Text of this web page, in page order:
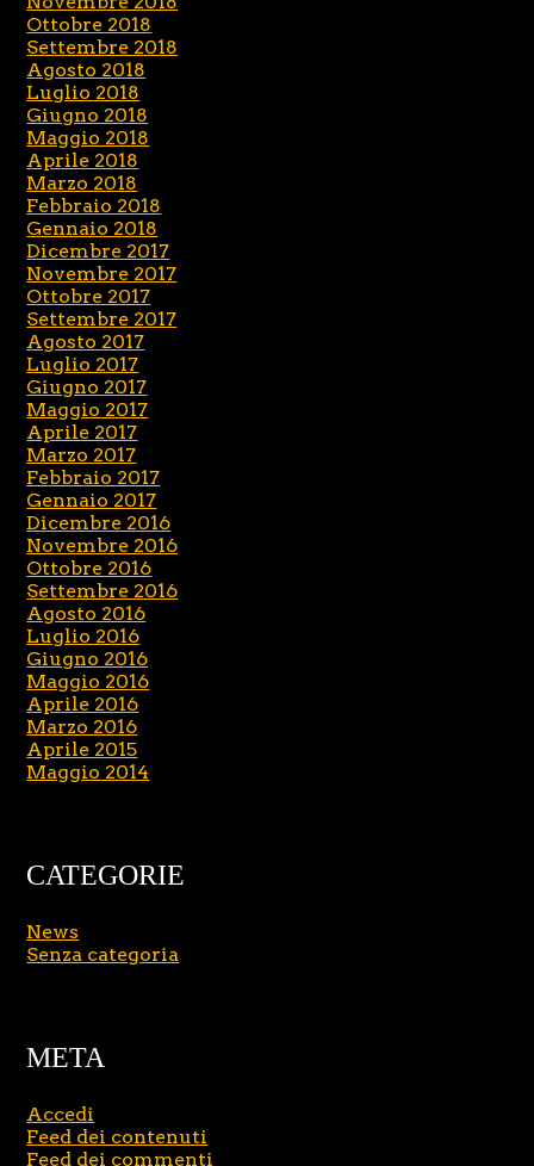
Ottobre 2018
Settembre 2018
Agosto 2018
Luglio 2018
Giugno 2018
Maggio 2018
Aprile 2018
Marzo 2018
Febbraio 2018
Gennaio 2018
Dicembre 2017
Novembre 2017
Ottobre 2017
Settembre 2017
Agosto 2017
Luglio 2017
Giugno 2017
Maggio 2017
Aprile 2017
Marzo 2017
Febbraio 2017
Gennaio 2017
Dicembre 2016
Novembre 2016
Ottobre 2016
Settembre 2016
Agosto 2016
Luglio 2016
Giugno 2016
Maggio 2016
Aprile 2016
Marzo 2016
Aprile 2015
Maggio 2014
CATEGORIE
News
Senza categoria
META
Accedi
Feed dei contenuti
Feed dei commenti